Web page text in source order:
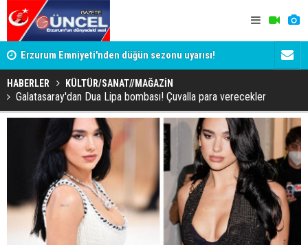
Erzurum Emniyeti'nden düğün sezonu uyarısı! Erzurum
HABERLER KÜLTÜR/SANAT//MAĞAZİN
Galatasaray'dan Dua Lipa bombası! Çuvalla para verecekler